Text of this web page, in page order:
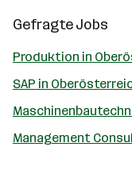
Gefragte Jobs
Produktion in
SAP in
Management